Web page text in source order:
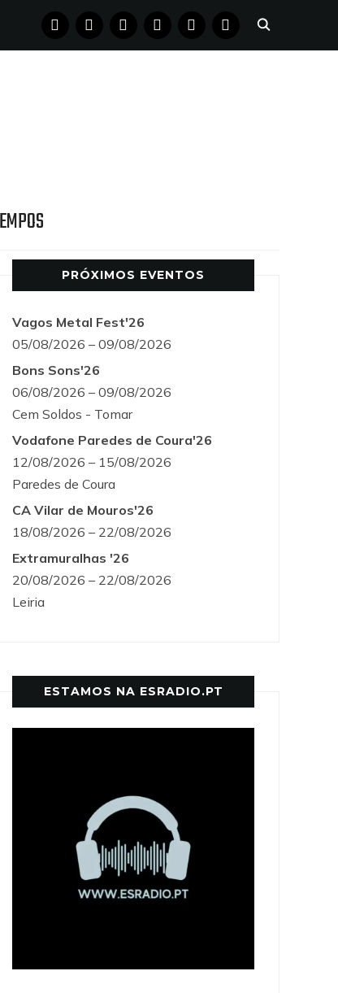
FACEBOOKINSTAGRAM
YOUTUBE PINTERESTTUMBLR
PRÓXIMOS EVENTOS
Vagos Metal Fest'26
05/08/2026 – 09/08/2026
Bons Sons'26
06/08/2026 – 09/08/2026
Cem Soldos - Tomar
Vodafone Paredes de Coura'26
12/08/2026 – 15/08/2026
Paredes de Coura
CA Vilar de Mouros'26
18/08/2026 – 22/08/2026
Extramuralhas '26
20/08/2026 – 22/08/2026
Leiria
ESTAMOS NA ESRADIO.PT